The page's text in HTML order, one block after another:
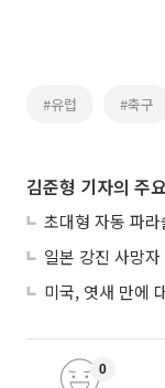
#유럽 #축구
김준형 기자의 주
미국, 엿새 만에
0